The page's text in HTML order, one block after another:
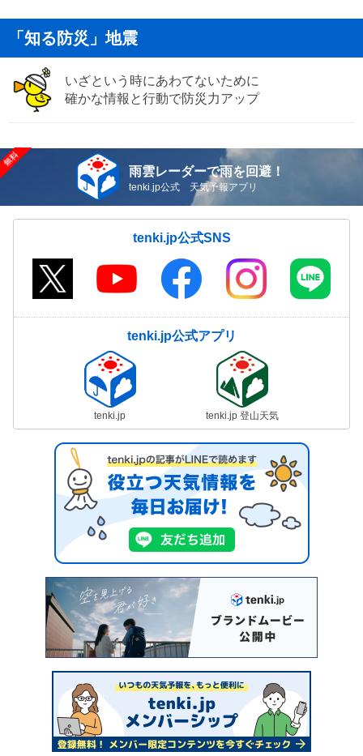
「知る防災」地震
いざという時にあわてないために
確かな情報と行動で防災力アップ
雨雲レーダーで雨を回避！
tenki.jp公式 天気予報アプリ
tenki.jp公式SNS
tenki.jp公式アプリ
tenki.jp tenki.jp 登山天気